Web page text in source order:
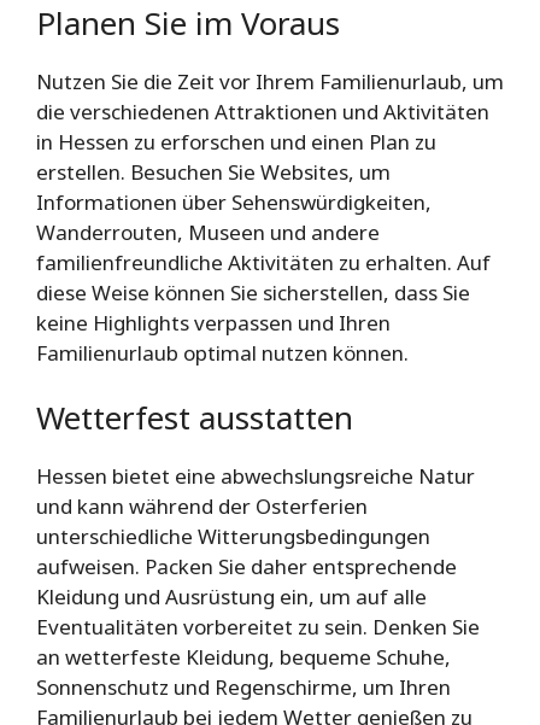
Planen Sie im Voraus
Nutzen Sie die Zeit vor Ihrem Familienurlaub, um
die verschiedenen Attraktionen und Aktivitäten
in Hessen zu erforschen und einen Plan zu
erstellen. Besuchen Sie Websites, um
Informationen über Sehenswürdigkeiten,
Wanderrouten, Museen und andere
familienfreundliche Aktivitäten zu erhalten. Auf
diese Weise können Sie sicherstellen, dass Sie
keine Highlights verpassen und Ihren
Familienurlaub optimal nutzen können.
Wetterfest ausstatten
Hessen bietet eine abwechslungsreiche Natur
und kann während der Osterferien
unterschiedliche Witterungsbedingungen
aufweisen. Packen Sie daher entsprechende
Kleidung und Ausrüstung ein, um auf alle
Eventualitäten vorbereitet zu sein. Denken Sie
an wetterfeste Kleidung, bequeme Schuhe,
Sonnenschutz und Regenschirme, um Ihren
Familienurlaub bei jedem Wetter genießen zu